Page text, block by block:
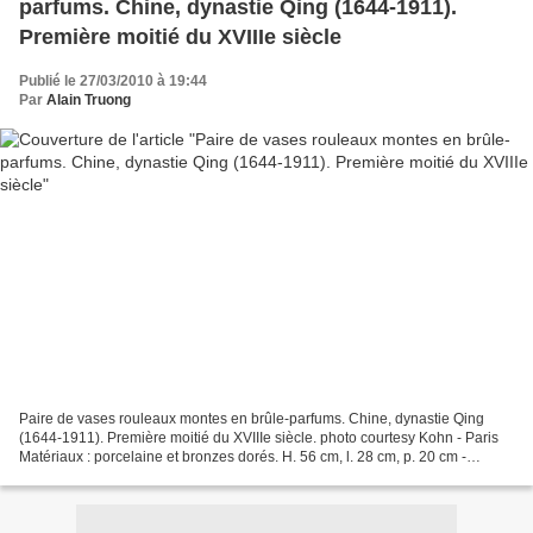
parfums. Chine, dynastie Qing (1644-1911).
Première moitié du XVIIIe siècle
Publié le 27/03/2010 à 19:44
Par Alain Truong
Paire de vases rouleaux montes en brûle-parfums. Chine, dynastie Qing
(1644-1911). Première moitié du XVIIIe siècle. photo courtesy Kohn - Paris
Matériaux : porcelaine et bronzes dorés. H. 56 cm, l. 28 cm, p. 20 cm -